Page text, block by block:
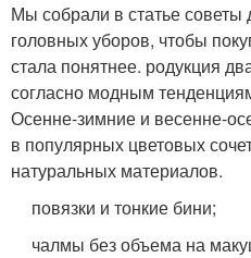
Мы собрали в статье
головных уборов, чтобы
стала понятнее. родукция
согласно модным
Осенне-зимние и весенне-
в популярных цветовых
натуральных материалов.
повязки и тонкие бини;
чалмы без объема на